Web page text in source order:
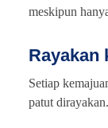
meskipun
Rayakan
Setiap
patut dirayakan.